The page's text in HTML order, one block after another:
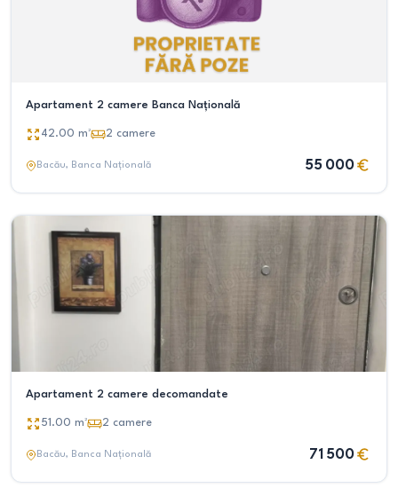
Apartament 2 camere Banca Națională
42.00 m² 2 camere
Bacău, Banca Națională 55 000
Apartament 2 camere decomandate
51.00 m² 2 camere
Bacău, Banca Națională 71 500